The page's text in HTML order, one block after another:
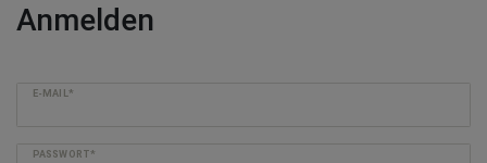
Anmelden
E-MAIL*
PASSWORT*